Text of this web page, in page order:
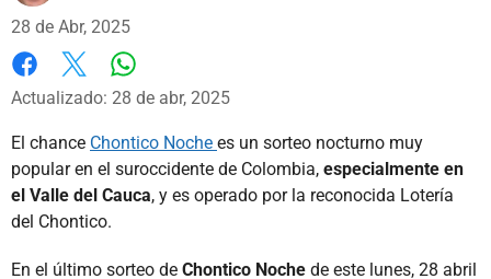
28 de Abr, 2025
Facebook
X
Actualizado: 28 de abr, 2025
El chance Chontico Noche es un sorteo nocturno muy
popular en el suroccidente de Colombia, especialmente en
el Valle del Cauca, y es operado por la reconocida Lotería
del Chontico.
En el último sorteo de Chontico Noche de este lunes, 28 abril